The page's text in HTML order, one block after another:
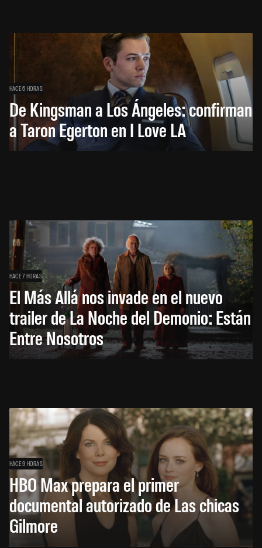
HACE 6 HORAS
De Kingsman a Los Ángeles: confirman
a Taron Egerton en I Love LA
HACE 7 HORAS
El Más Allá nos invade en el nuevo
trailer de La Noche del Demonio: Están
Entre Nosotros
HACE 9 HORAS
HBO Max prepara el primer
documental autorizado de Las chicas
Gilmore